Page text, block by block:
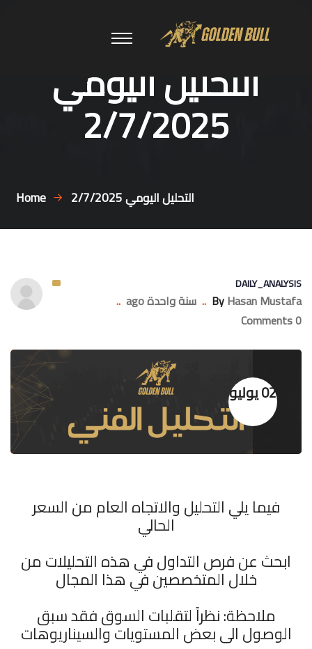
التحليل اليومي
2/7/2025
Home التحليل اليومي 2/7/2025
DAILY_ANALYSIS
ByHasan Mustafa
.. سنة واحدة ago
..
0 Comments
02 يوليو
فيما يلي التحليل والاتجاه العام من السعر
الحالي
ابحث عن فرص التداول في هذه التحليلات من
خلال المتخصصين في هذا المجال
ملاحظة: نظراً لتقلبات السوق فقد سبق
الوصول الى بعض المستويات والسيناريوهات